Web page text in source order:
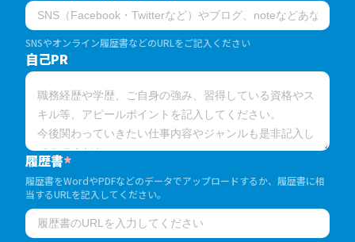
SNSやオンライン履歴書などのURLをご記入ください
自己PR
履歴書*
履歴書をWordやPDFなどのデータでアップロードするか、履歴書に相
当するURLを記入してください。